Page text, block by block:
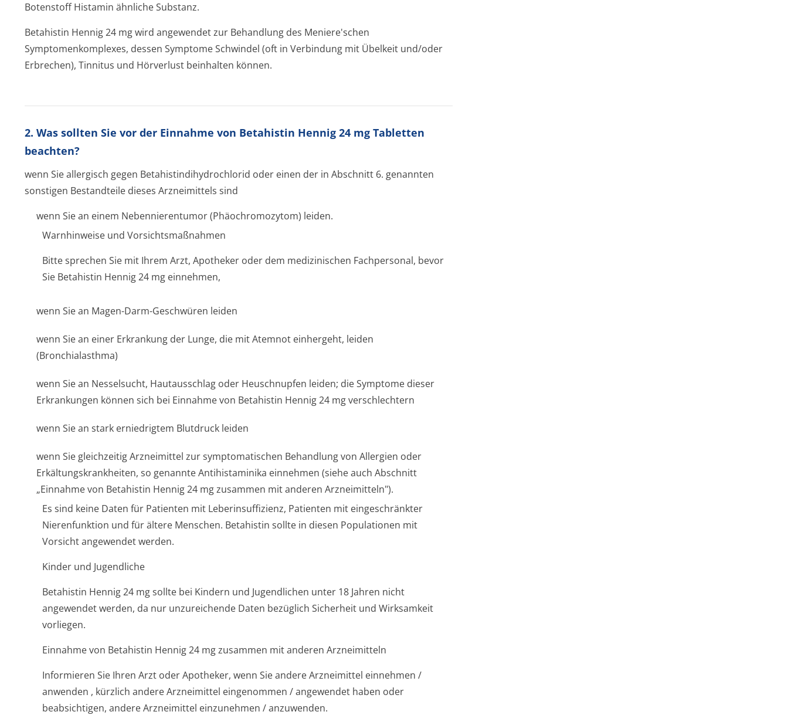
Botenstoff Histamin ähnliche Substanz.
Betahistin Hennig 24 mg wird angewendet zur Behandlung des Meniere'schen
Symptomenkomplexes, dessen Symptome Schwindel (oft in Verbindung mit Übelkeit und/oder
Erbrechen), Tinnitus und Hörverlust beinhalten können.
2. Was sollten Sie vor der Einnahme von Betahistin Hennig 24 mg Tabletten
beachten?
wenn Sie allergisch gegen Betahistindihy­drochlorid oder einen der in Abschnitt 6. genannten
sonstigen Bestandteile dieses Arzneimittels sind
wenn Sie an einem Nebennierentumor (Phäochromozytom) leiden.
Warnhinweise und Vorsichtsmaßnahmen
Bitte sprechen Sie mit Ihrem Arzt, Apotheker oder dem medizinischen Fachpersonal, bevor
Sie Betahistin Hennig 24 mg einnehmen,
wenn Sie an Magen-Darm-Geschwüren leiden
wenn Sie an einer Erkrankung der Lunge, die mit Atemnot einhergeht, leiden
(Bronchialasthma)
wenn Sie an Nesselsucht, Hautausschlag oder Heuschnupfen leiden; die Symptome dieser
Erkrankungen können sich bei Einnahme von Betahistin Hennig 24 mg verschlechtern
wenn Sie an stark erniedrigtem Blutdruck leiden
wenn Sie gleichzeitig Arzneimittel zur symptomatischen Behandlung von Allergien oder
Erkältungskran­kheiten, so genannte Antihistaminika einnehmen (siehe auch Abschnitt
„Einnahme von Betahistin Hennig 24 mg zusammen mit anderen Arzneimitteln").
Es sind keine Daten für Patienten mit Leberinsuffizienz, Patienten mit eingeschränkter
Nierenfunktion und für ältere Menschen. Betahistin sollte in diesen Populationen mit
Vorsicht angewendet werden.
Kinder und Jugendliche
Betahistin Hennig 24 mg sollte bei Kindern und Jugendlichen unter 18 Jahren nicht
angewendet werden, da nur unzureichende Daten bezüglich Sicherheit und Wirksamkeit
vorliegen.
Einnahme von Betahistin Hennig 24 mg zusammen mit anderen Arzneimitteln
Informieren Sie Ihren Arzt oder Apotheker, wenn Sie andere Arzneimittel einnehmen /
anwenden , kürzlich andere Arzneimittel eingenommen / angewendet haben oder
beabsichtigen, andere Arzneimittel einzunehmen / anzuwenden.